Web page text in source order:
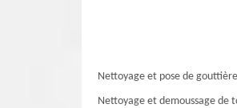
Nettoyage et pose de
Nettoyage et demoussage de